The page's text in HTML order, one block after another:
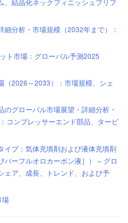
、結晶化ネックフィニッシュプリフ
分析・市場規模（2032年まで）：
ト市場：グローバル予測2025
（2026～2033）：市場規模、シェ
のグローバル市場展望・詳細分析・
コンプレッサーエンド部品、タービ
イプ：気体充填剤および液体充填剤
パーフルオロカーボン液］） – グロ
ェア、成長、トレンド、および予
場